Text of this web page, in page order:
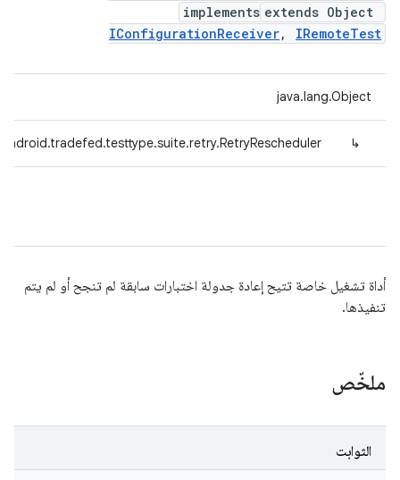
extends Object
implements
IConfigurationReceiver, IRemoteTest
java.lang.Object
↳
أداة تشغيل خاصة تتيح إعادة جدولة اختبارات سابقة لم تنجح أو لم يتم
تنفيذها.
ملخّص
الثوابت